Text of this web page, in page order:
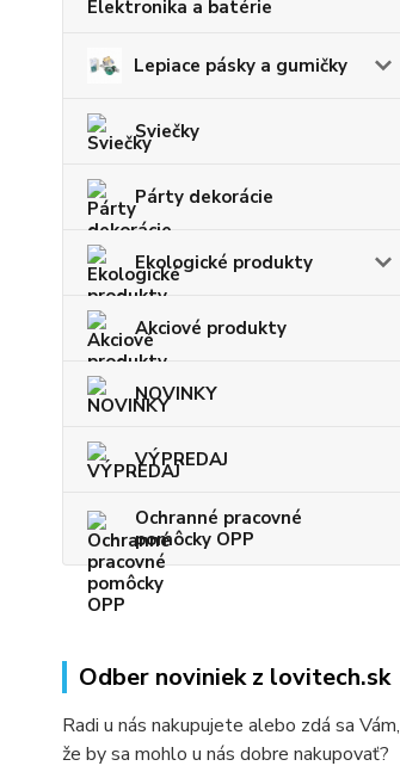
Elektronika a batérie
Lepiace pásky a gumičky
Sviečky
Párty dekorácie
Ekologické produkty
Akciové produkty
NOVINKY
VÝPREDAJ
Ochranné pracovné
pomôcky OPP
Odber noviniek z lovitech.sk
Radi u nás nakupujete alebo zdá sa Vám,
že by sa mohlo u nás dobre nakupovať?